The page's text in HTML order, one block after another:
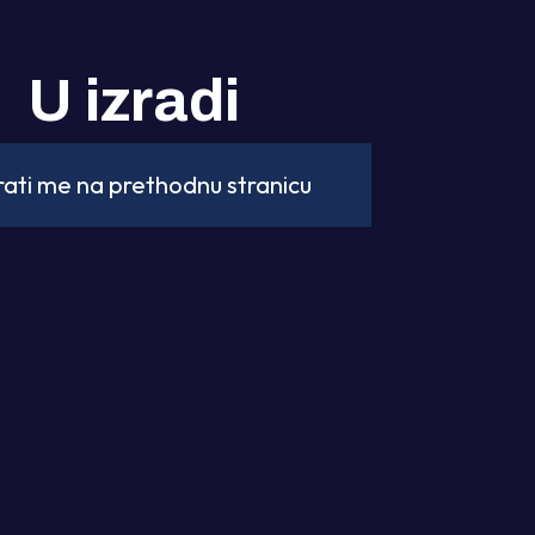
U izradi
me na prethodnu stranicu